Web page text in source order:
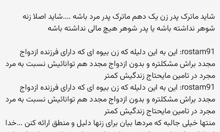
شاید ماترک پدر زن یک دهم ماترک پدر مرد باشه ....شاید اصلا زنه
شوهر نداشته باشه یا پدر شوهر هیچ مالی نداشته باشه
rostam91: این به این دلیله که زن بیوه ای که دارای فرزنده ازدواج
مجدد براش مشکلتره و بدون ازدواج مجدد هم توانائیش نسبت به مرد
مجرد در تامین مایحتاج زندگیش کمتر
rostam91: این به این دلیله که زن بیوه ای که دارای فرزنده ازدواج
مجدد براش مشکلتره و بدون ازدواج مجدد هم توانائیش نسبت به مرد
مجرد در تامین مایحتاج زندگیش کمتر
منتها خیلی جالبه که مردها بیان برای زنها دلیل و منطق ارائه کنن ...خدا